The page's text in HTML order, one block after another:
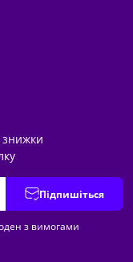
знижки
Підпишіться
з вимогами